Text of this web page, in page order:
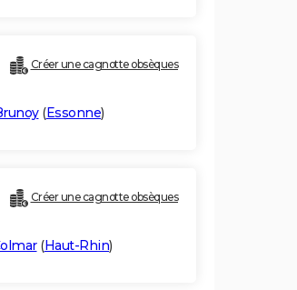
Créer une cagnotte obsèques
(Essonne)
Créer une cagnotte obsèques
(Haut-Rhin)